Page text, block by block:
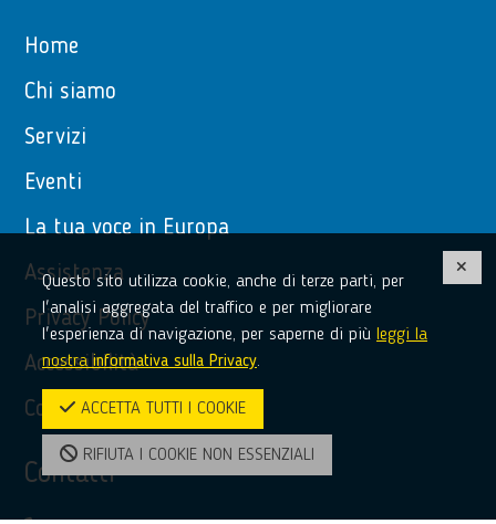
Home
Chi siamo
Servizi
Eventi
La tua voce in Europa
Assistenza
Privacy Policy
Accessibilità
Contatti
Contatti
Questo sito utilizza cookie, anche di terze parti, per
l'analisi aggregata del traffico e per migliorare
l'esperienza di navigazione, per saperne di più leggi la
nostra informativa sulla Privacy.
ACCETTA TUTTI I COOKIE
RIFIUTA I COOKIE NON ESSENZIALI